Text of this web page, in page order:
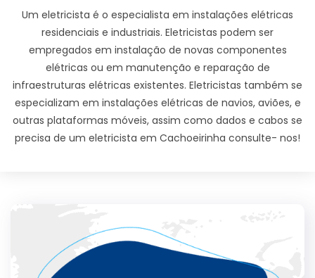
Um eletricista é o especialista em instalações elétricas
residenciais e industriais. Eletricistas podem ser
empregados em instalação de novas componentes
elétricas ou em manutenção e reparação de
infraestruturas elétricas existentes. Eletricistas também se
especializam em instalações elétricas de navios, aviões, e
outras plataformas móveis, assim como dados e cabos se
precisa de um eletricista em Cachoeirinha consulte- nos!